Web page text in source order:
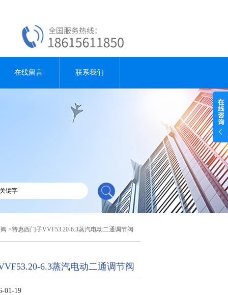
在线留言 联系我们
>特惠西门子VVF53.20-6.3蒸汽电动二通调节阀
6.3蒸汽电动二通调节阀
01-19